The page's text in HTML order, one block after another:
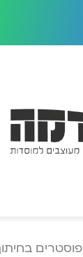
פוסטרים